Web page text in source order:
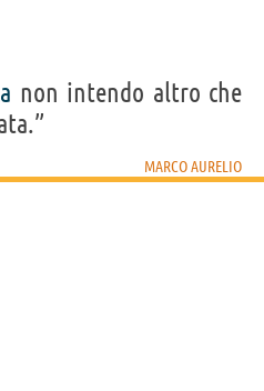
non intendo altro che
MARCO AURELIO